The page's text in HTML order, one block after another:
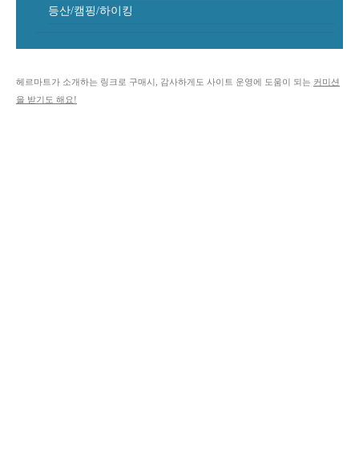
등산/캠핑/하이킹
헤르마트가 소개하는 링크로 구매시, 감사하게도 사이트 운영에 도움이 되는 커미션
을 받기도 해요!